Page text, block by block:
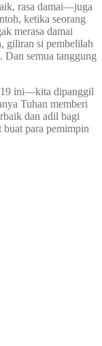
rasa damai—juga
ketika seorang
merasa damai
giliran si pembelilah
Dan semua tanggung
ini—kita dipanggil
Tuhan memberi
dan adil bagi
buat para pemimpin